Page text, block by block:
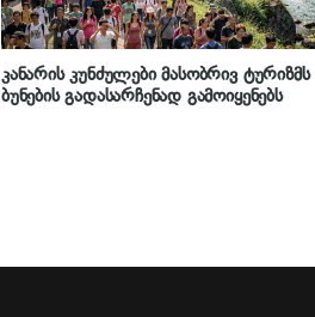
კანარის კუნძულები მასობრივ ტურიზმს
ბუნების გადასარჩენად გამოიყენებს